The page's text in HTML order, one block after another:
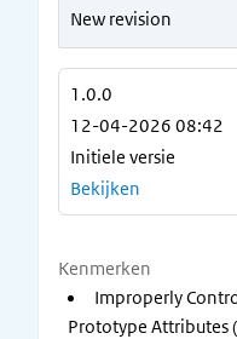
New revision
1.0.0
12-04-2026 08:42
Initiele versie
Bekijken
Kenmerken
Improperly
Prototype Attributes